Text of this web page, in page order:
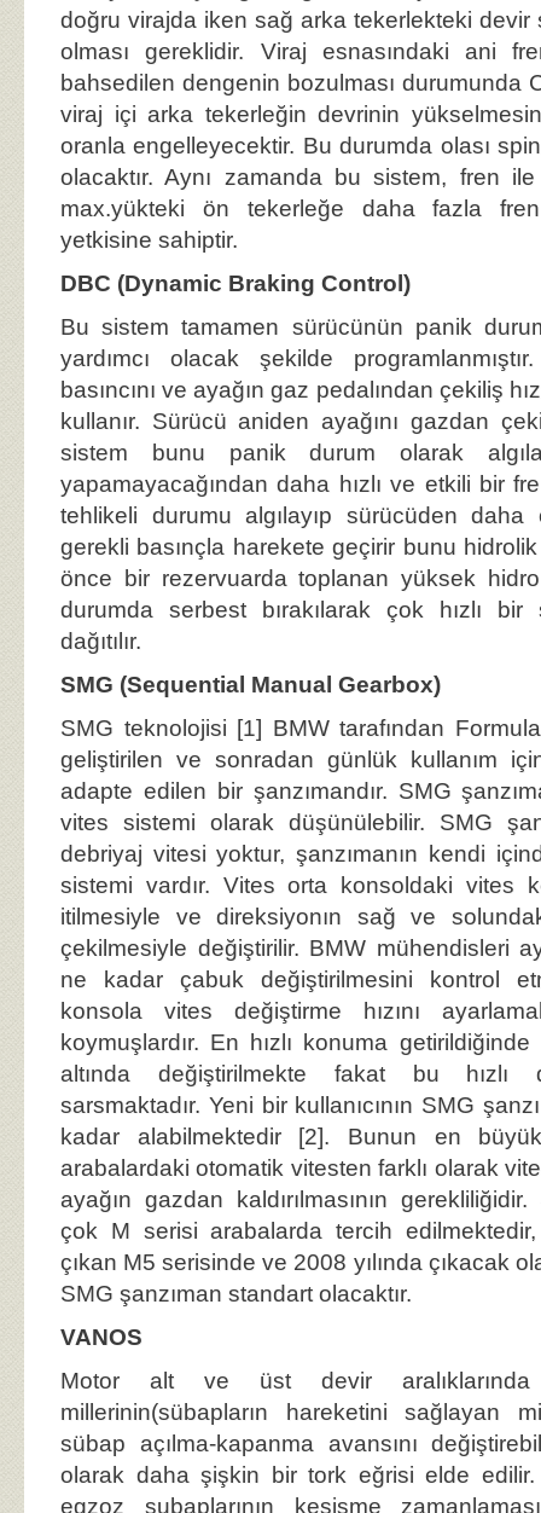
doğru virajda iken sağ arka tekerlekteki devir
olması gereklidir. Viraj esnasındaki ani
bahsedilen dengenin bozulması durumunda
viraj içi arka tekerleğin devrinin
oranla engelleyecektir. Bu durumda olası
olacaktır. Aynı zamanda bu sistem, fren
max.yükteki ön tekerleğe daha fazla
yetkisine sahiptir.
DBC (Dynamic Braking Control)
Bu sistem tamamen sürücünün panik
yardımcı olacak şekilde
basıncını ve ayağın gaz pedalından çekiliş
kullanır. Sürücü aniden ayağını gazdan
sistem bunu panik durum olarak
yapamayacağından daha hızlı ve etkili bir
tehlikeli durumu algılayıp sürücüden
gerekli basınçla harekete geçirir bunu
önce bir rezervuarda toplanan yüksek
durumda serbest bırakılarak çok hızlı bir
dağıtılır.
SMG (Sequential Manual Gearbox)
SMG teknolojisi [1] BMW tarafından
geliştirilen ve sonradan günlük kullanım
adapte edilen bir şanzımandır. SMG
vites sistemi olarak düşünülebilir. SMG
debriyaj vitesi yoktur, şanzımanın kendi
sistemi vardır. Vites orta konsoldaki vites
itilmesiyle ve direksiyonın sağ ve
çekilmesiyle değiştirilir. BMW mühendisleri
ne kadar çabuk değiştirilmesini kontrol
konsola vites değiştirme hızını
koymuşlardır. En hızlı konuma
altında değiştirilmekte fakat bu hızlı
sarsmaktadır. Yeni bir kullanıcının SMG
kadar alabilmektedir [2]. Bunun en
arabalardaki otomatik vitesten farklı olarak
ayağın gazdan kaldırılmasının
çok M serisi arabalarda tercih edilmektedir,
çıkan M5 serisinde ve 2008 yılında çıkacak
SMG şanzıman standart olacaktır.
VANOS
Motor alt ve üst devir aralıklarında
millerinin(sübapların hareketini sağlayan
sübap açılma-kapanma avansını
olarak daha şişkin bir tork eğrisi elde
egzoz subaplarının kesişme